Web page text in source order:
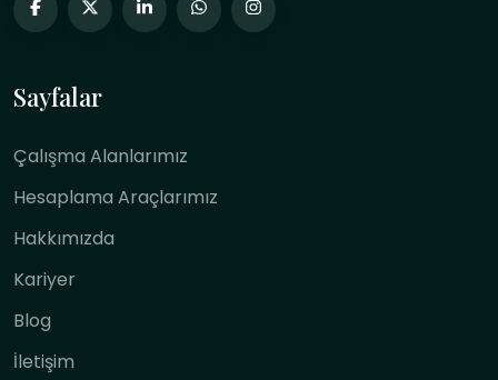
Sayfalar
Çalışma Alanlarımız
Hesaplama Araçlarımız
Hakkımızda
Kariyer
Blog
İletişim